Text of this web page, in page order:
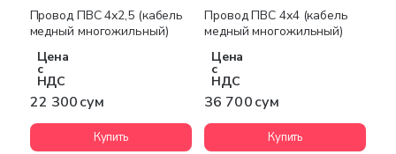
Провод ПВС 4х2,5 (кабель
медный многожильный)
Цена
с
НДС
22 300 сум
Купить
Провод ПВС 4х4 (кабель
медный многожильный)
Цена
с
НДС
36 700 сум
Купить